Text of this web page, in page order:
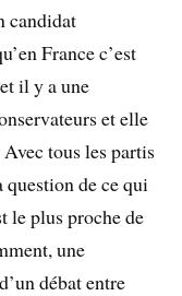
candidat
France c’est
il y a une
et elle
tous les partis
de ce qui
le plus proche de
une
débat entre